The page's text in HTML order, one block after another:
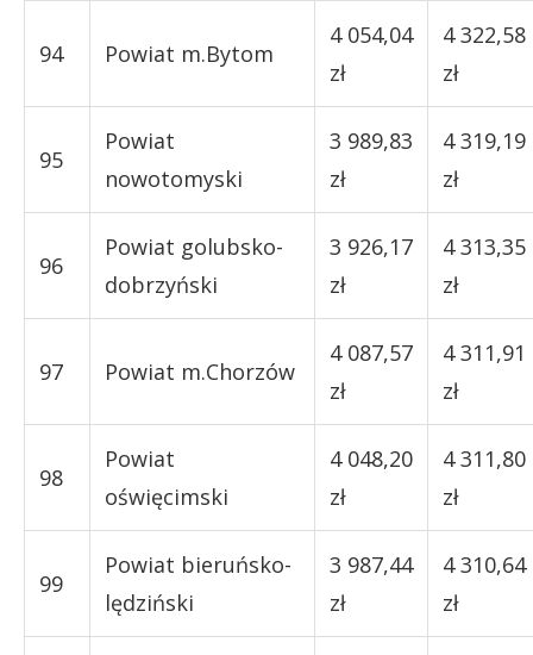
94 Powiat m.Bytom
4 054,04
zł
4 322,58
zł
95
Powiat
nowotomyski
3 989,83
zł
4 319,19
zł
96
Powiat golubsko-
dobrzyński
3 926,17
zł
4 313,35
zł
97 Powiat m.Chorzów
4 087,57
zł
4 311,91
zł
98
Powiat
oświęcimski
4 048,20
zł
4 311,80
zł
99
Powiat bieruńsko-
lędziński
3 987,44
zł
4 310,64
zł